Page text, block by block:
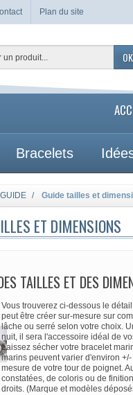
Plan du site
OK
Bracelets
GUIDE Guide tailles et
ET DIMENSIONS
TAILLES ET DES
Vous trouverez ci-dessous le
peut être créer sur-mesure sur
lâche ou serré selon votre choix.
nuit, il sera l'accessoire idéal de
Laissez sécher votre bracelet
marins peuvent varier d'environ
mesure de votre tour de poignet.
constatées, de coloris ou de
droits. (Marque et modèles